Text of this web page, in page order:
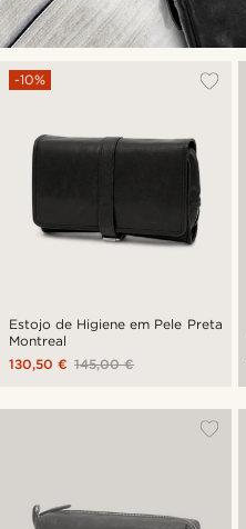
Estojo de Higiene em Pele Preta
Montreal
-10%
145,00 €
130,50 €